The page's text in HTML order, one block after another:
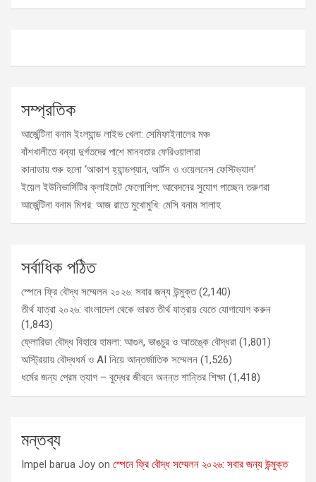
সম্প্রতিক
আর্জেন্টিনা বনাম ইংল্যান্ড লাইভ খেলা: সেমিফাইনালের মঞ্চ
বাঁশখালীতে বন্যা দুর্গতদের পাশে মানবতার ফেরিওয়ালারা
কানাডায় শুরু হলো ‘আকাশ হ্যান্ডপ্যান, আর্টস ও ওয়েলনেস ফেস্টিভ্যাল’
ইয়েল ইউনিভার্সিটির ক্লাইমেট ফেলোশিপ: আবেদনের সুযোগ পাচ্ছেন তরুণরা
আর্জেন্টিনা বনাম মিশর: আজ রাতে মুখোমুখি: মেসি বনাম সালাহ
সর্বাধিক পঠিত
স্পেনে ফ্রি বৌদ্ধ সম্মেলন ২০২৬: সবার জন্য উন্মুক্ত (2,140)
তীর্থ যাত্রা ২০২৬: বাংলাদেশ থেকে ভারত তীর্থ যাত্রায় যেতে যোগাযোগ করুন
(1,843)
ফ্লোরিডা বৌদ্ধ বিহারে হামলা: আগুন, ভাঙচুর ও আতঙ্কে বৌদ্ধরা (1,801)
অস্ট্রিয়ায় বৌদ্ধধর্ম ও AI নিয়ে আন্তর্জাতিক সম্মেলন (1,526)
ধর্মের জন্য প্রেম ত্যাগ – বুদ্ধের জীবনে অনন্ত শান্তির শিক্ষা (1,418)
মন্তব্য
Impel barua Joy on স্পেনে ফ্রি বৌদ্ধ সম্মেলন ২০২৬: সবার জন্য উন্মুক্ত